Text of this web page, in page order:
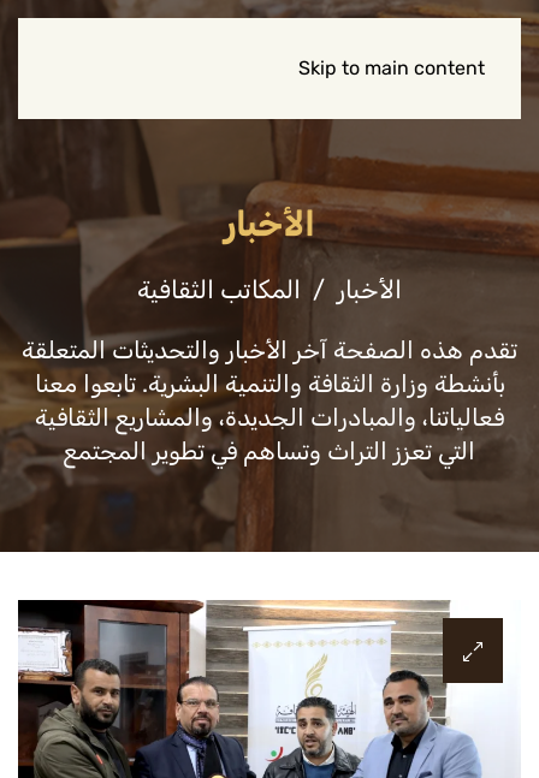
Skip to main content
الأخبار
الأخبار المكاتب الثقافية
تقدم هذه الصفحة آخر الأخبار والتحديثات المتعلقة
بأنشطة وزارة الثقافة والتنمية البشرية. تابعوا معنا
فعالياتنا، والمبادرات الجديدة، والمشاريع الثقافية
التي تعزز التراث وتساهم في تطوير المجتمع